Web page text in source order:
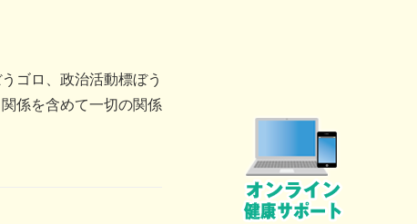
ゴロ、政治活動標ぼう
係を含めて一切の関係